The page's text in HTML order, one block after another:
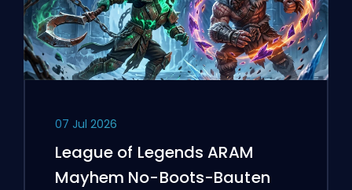
07 Jul 2026
League of Legends ARAM
Mayhem No-Boots-Bauten